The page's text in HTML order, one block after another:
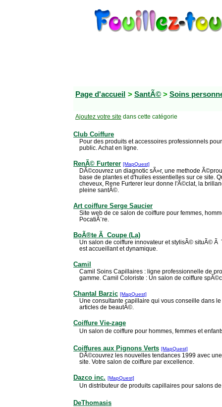
Page d'accueil > SantÃ© > Soins
Ajoutez votre site dans cette catégorie
Club Coiffure
Pour des produits et accessoires professionnels
public. Achat en ligne.
RenÃ© Furterer [MapQuest]
DÃ©couvrez un diagnotic sÃ»r, une methode
base de plantes et d'huiles essentielles sur ce site.
cheveux, Rene Furterer leur donne l'Ã©clat, la
pleine santÃ©.
Art coiffure Serge Saucier
Site web de ce salon de coiffure pour femmes,
PocatiÃ¨re.
BoÃ®te Ã Coupe (La)
Un salon de coiffure innovateur et stylisÃ© situÃ© Ã
est accueillant et dynamique.
Camil
Camil Soins Capillaires : ligne professionnelle de
gamme. Camil Coloriste : Un salon de coiffure
Chantal Barzic [MapQuest]
Une consultante capillaire qui vous conseille dans
articles de beautÃ©.
Coiffure Vie-zage
Un salon de coiffure pour hommes, femmes et
Coiffures aux Pignons Verts [MapQuest]
DÃ©couvrez les nouvelles tendances 1999 avec
site. Votre salon de coiffure par excellence.
Dazco inc. [MapQuest]
Un distributeur de produits capillaires pour salons
DeThomasis